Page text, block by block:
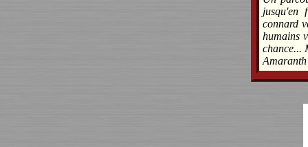
jusqu'en
connard
humains
chance...